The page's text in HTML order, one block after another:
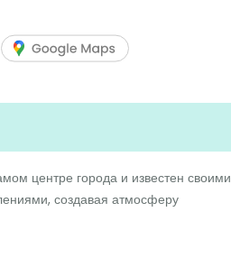
центре города и известен своими
создавая атмосферу